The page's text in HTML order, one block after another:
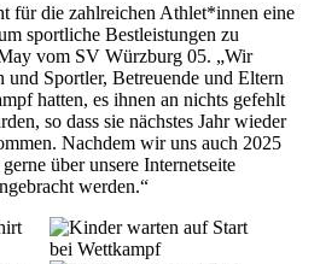
für die zahlreichen Athlet*innen eine
sportliche Bestleistungen zu
vom SV Würzburg 05. „Wir
und Sportler, Betreuende und Eltern
hatten, es ihnen an nichts gefehlt
so dass sie nächstes Jahr wieder
Nachdem wir uns auch 2025
über unsere Internetseite
werden.“